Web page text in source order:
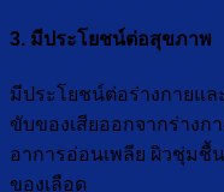
3. มีประโยชน์ต่อสุขภาพ
มีประโยชน์ต่อร่างกายแ
ขับของเสียออกจากร่างก
อาการอ่อนเพลีย ผิวชุ่มชื้
ของเลือด